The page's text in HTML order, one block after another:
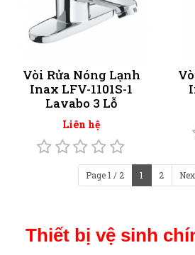
Vòi Rửa Nóng Lạnh
Inax LFV-1101S-1
Lavabo 3 Lỗ
Liên hệ
Page 1 / 2 1 2
Thiết bị vệ sinh